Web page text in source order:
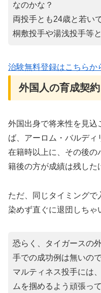
なのかな？
両投手とも24歳と若い
桐敷投手や湯浅投手等
治験無料登録はこちらか
外国人の育成契約
外国出身で将来性を見込
ば、アーロム・バルディ
在籍時以上に、その後の
籍後の方が成績は残した
ただ、同じタイミングで
染めず直ぐに退団しちゃ
恐らく、タイガースの
手での成功例は無いの
マルティネス投手には
ムを掴めるよう頑張っ